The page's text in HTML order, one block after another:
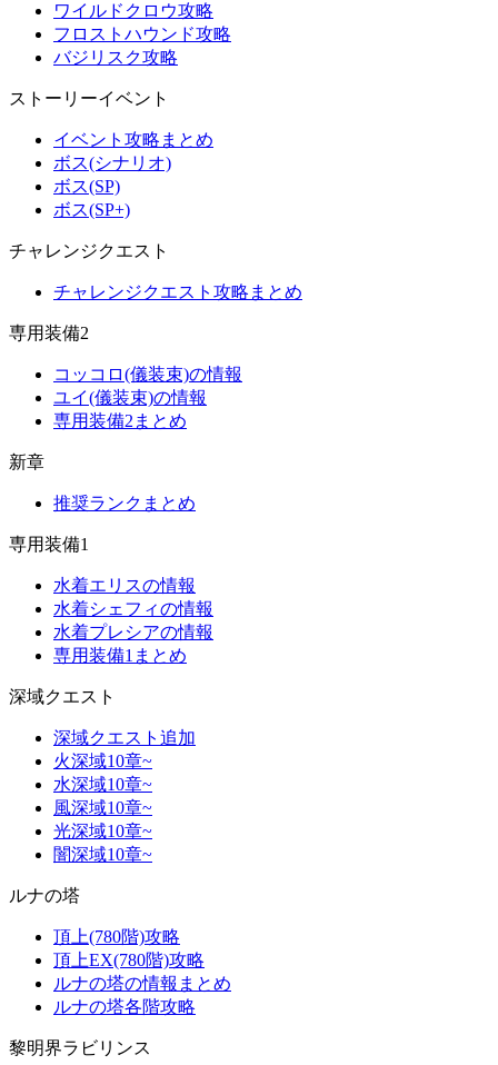
ワイルドクロウ攻略
フロストハウンド攻略
バジリスク攻略
ストーリーイベント
イベント攻略まとめ
ボス(シナリオ)
ボス(SP)
ボス(SP+)
チャレンジクエスト
チャレンジクエスト攻略まとめ
専用装備2
コッコロ(儀装束)の情報
ユイ(儀装束)の情報
専用装備2まとめ
新章
推奨ランクまとめ
専用装備1
水着エリスの情報
水着シェフィの情報
水着プレシアの情報
専用装備1まとめ
深域クエスト
深域クエスト追加
火深域10章~
水深域10章~
風深域10章~
光深域10章~
闇深域10章~
ルナの塔
頂上(780階)攻略
頂上EX(780階)攻略
ルナの塔の情報まとめ
ルナの塔各階攻略
黎明界ラビリンス